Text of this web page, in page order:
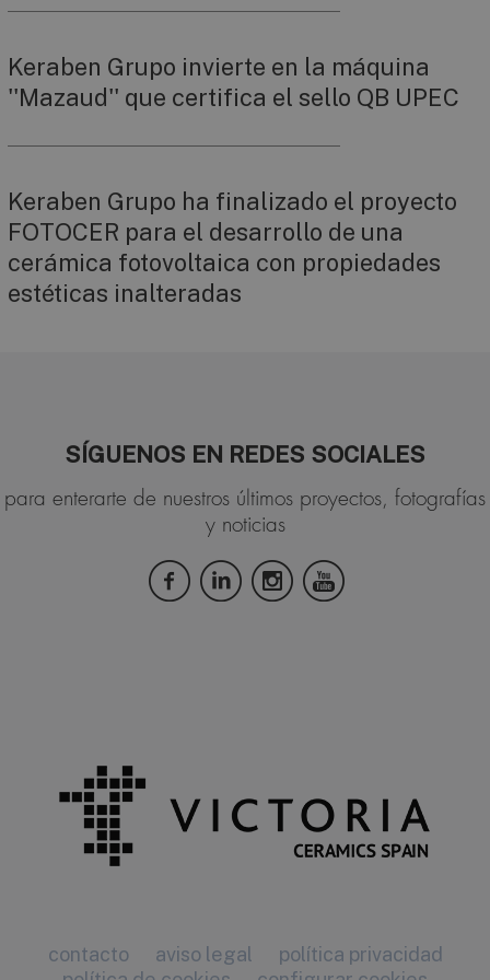
Keraben Grupo invierte en la máquina
''Mazaud'' que certifica el sello QB UPEC
Keraben Grupo ha finalizado el proyecto
FOTOCER para el desarrollo de una
cerámica fotovoltaica con propiedades
estéticas inalteradas
SÍGUENOS EN REDES SOCIALES
para enterarte de nuestros últimos proyectos, fotografías
y noticias
contacto aviso legal
política privacidad